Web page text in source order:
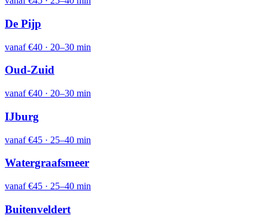
De Pijp
vanaf€40 · 20–30 min
Oud-Zuid
vanaf€40 · 20–30 min
IJburg
vanaf€45 · 25–40 min
Watergraafsmeer
vanaf€45 · 25–40 min
Buitenveldert